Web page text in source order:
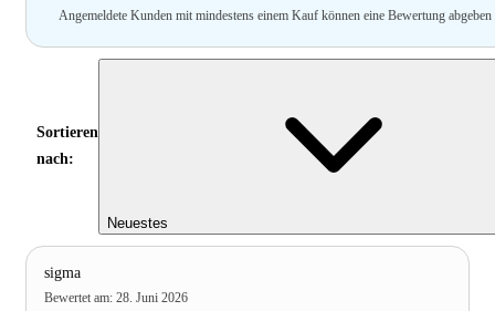
Angemeldete Kunden mit mindestens einem Kauf können eine Bewertung abgeben
Sortieren
nach:
Neuestes
sigma
Bewertet am: 28. Juni 2026